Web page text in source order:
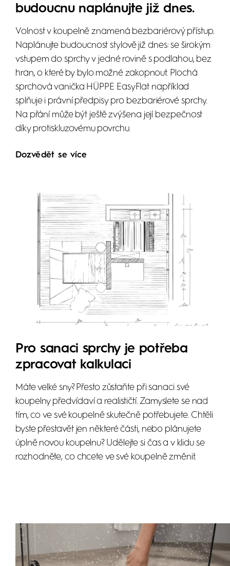
budoucnu naplánujte již dnes.
Volnost v koupelně znamená bezbariérový přístup.
Naplánujte budoucnost stylově již dnes: se širokým
vstupem do sprchy v jedné rovině s podlahou, bez
hran, o které by bylo možné zakopnout. Plochá
sprchová vanička HÜPPE EasyFlat například
splňuje i právní předpisy pro bezbariérové sprchy.
Na přání může být ještě zvýšena její bezpečnost
díky protiskluzovému povrchu.
Dozvědět se více
Pro sanaci sprchy je potřeba
zpracovat kalkulaci
Máte velké sny? Přesto zůstaňte při sanaci své
koupelny předvídaví a realističtí. Zamyslete se nad
tím, co ve své koupelně skutečně potřebujete. Chtěli
byste přestavět jen některé části, nebo plánujete
úplně novou koupelnu? Udělejte si čas a v klidu se
rozhodněte, co chcete ve své koupelně změnit.